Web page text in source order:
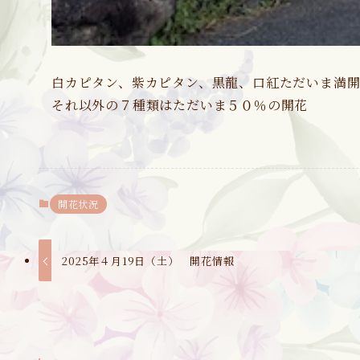
白カピタン、紫カピタン、黒龍、口紅ただいま満
それ以外の７種類はただいま５０％の開花
開花状況
2025年４月19日（土） 開花情報